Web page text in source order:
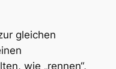
gleichen
wie „rennen“,